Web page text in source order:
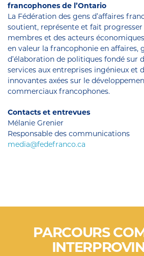
francophones de l’Ontario
La Fédération des gens d’affaires
soutient, représente et fait progresser
membres et des acteurs
en valeur la francophonie en affaires,
d’élaboration de politiques fondé sur
services aux entreprises ingénieux et
innovantes axées sur le
commerciaux francophones.
Contacts et entrevues
Mélanie Grenier
Responsable des communications
media@fedefranco.ca
PARCOURS